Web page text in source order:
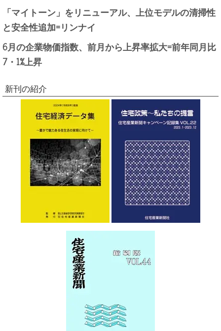
「マイトーン」をリニューアル、上位モデルの清掃性
と安全性追加=リンナイ
6月の企業物価指数、前月から上昇率拡大=前年同月比
7・1%上昇
新刊の紹介